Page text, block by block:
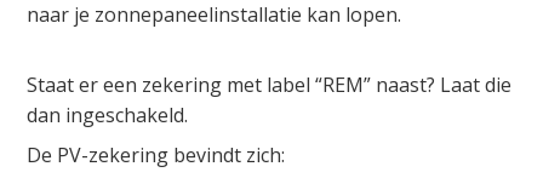
naar je zonnepaneelinstallatie kan lopen.
Staat er een zekering met label “REM” naast? Laat die
dan ingeschakeld.
De PV-zekering bevindt zich: